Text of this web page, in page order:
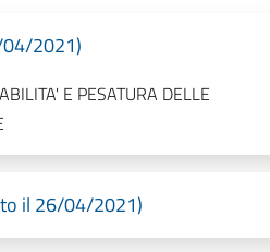
04/2021)
E PESATURA DELLE
il 26/04/2021)